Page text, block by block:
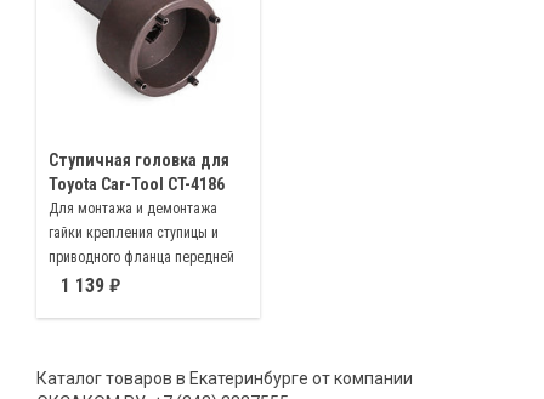
Ступичная головка для
Toyota Car-Tool CT-4186
Для монтажа и демонтажа
гайки крепления ступицы и
приводного фланца передней
оси Toyota Lexus
1 139
Каталог товаров в Екатеринбурге от компании